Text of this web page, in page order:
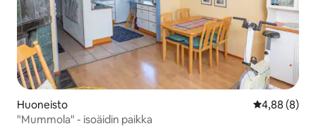
Huoneisto
4,88 (8)
"Mummola" - isoäidin paikka